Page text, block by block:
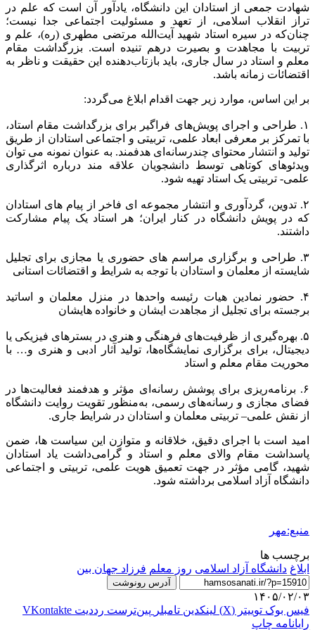
شهادت جمعی از استادان این دانشگاه، یادآور آن است که علم در
تراز انقلاب اسلامی، از تعهد و مسئولیت اجتماعی جدا نیست؛
چنان‌که در سیره استاد شهید آیت‌الله مرتضی مطهری (ره)، علم و
تربیت با مجاهدت و بصیرت درهم تنیده است. بزرگداشت مقام
معلم و استاد در سال جاری، باید بازتاب‌دهنده این حقیقت و ناظر به
اقتضائات زمانه باشد.
بر این اساس، موارد زیر جهت اقدام ابلاغ می‌گردد:
۱. طراحی و اجرای پویش‌های فراگیر برای بزرگداشت مقام استاد،
با تمرکز بر معرفی ابعاد علمی، تربیتی و اجتماعی استادان از طریق
تولید و انتشار محتوای چندرسانه‌ای هدفمند. به عنوان نمونه می توان
ویدئوهای کوتاهی توسط دانشجویان علاقه مند درباره اثرگذاری
علمی- تربیتی یک استاد تهیه شود.
۲. تدوین، گردآوری و انتشار مجموعه ای فاخر از پیام های استادان
که در پویش دانشگاه در کنار ایران؛ هر استاد یک پیام مشارکت
داشتند.
۳. طراحی و برگزاری مراسم های حضوری یا مجازی برای تجلیل
شایسته از معلمان و استادان با توجه به شرایط و اقتضائات استانی
۴. حضور نمادین هیات رئیسه واحدها در منزل معلمان و اساتید
برجسته برای تجلیل از مجاهدت ایشان و خانواده هایشان
۵. بهره‌گیری از ظرفیت‌های فرهنگی و هنری در بسترهای فیزیکی یا
دیجیتال، برای برگزاری نمایشگاه‌ها، تولید آثار ادبی و هنری و… با
محوریت مقام معلم و استاد
۶. برنامه‌ریزی برای پوشش رسانه‌ای مؤثر و هدفمند فعالیت‌ها در
فضای مجازی و رسانه‌های رسمی، به‌منظور تقویت روایت دانشگاه
از نقش علمی– تربیتی معلمان و استادان در شرایط جاری.
امید است با اجرای دقیق، خلاقانه و متوازن این سیاست ها، ضمن
پاسداشت مقام والای معلم و استاد و گرامی‌داشت یاد استادان
شهید، گامی مؤثر در جهت تعمیق هویت علمی، تربیتی و اجتماعی
دانشگاه آزاد اسلامی برداشته شود.
منبع:مهر
برچسب ها
ابلاغ دانشگاه آزاد اسلامی روز معلم فرزاد جهان بین
آدرس رونوشت
۱۴۰۵/۰۲/۰۳
فیس بوک توییتر (X) لینکدین ‫تامبلر ‫پین‌ترست ‫رددیت ‫VKontakte
رایانامه چاپ